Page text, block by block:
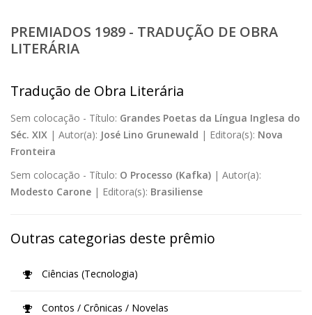
PREMIADOS 1989 - TRADUÇÃO DE OBRA
LITERÁRIA
Tradução de Obra Literária
Sem colocação - Título: Grandes Poetas da Língua Inglesa do
Séc. XIX | Autor(a): José Lino Grunewald | Editora(s): Nova
Fronteira
Sem colocação - Título: O Processo (Kafka) | Autor(a):
Modesto Carone | Editora(s): Brasiliense
Outras categorias deste prêmio
Ciências (Tecnologia)
Contos / Crônicas / Novelas